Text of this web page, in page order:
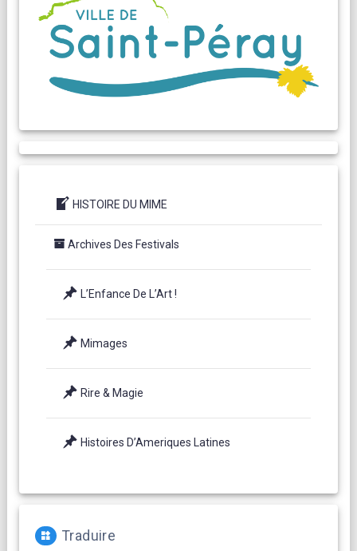
HISTOIRE DU MIME
Archives Des Festivals
L’Enfance De L’Art !
Mimages
Rire & Magie
Histoires D’Ameriques Latines
Traduire